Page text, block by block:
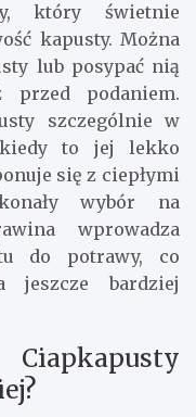
który świetnie
kapusty. Można
lub posypać nią
przed podaniem.
szczególnie w
kiedy to jej lekko
się z ciepłymi
wybór na
wprowadza
do potrawy, co
jeszcze bardziej